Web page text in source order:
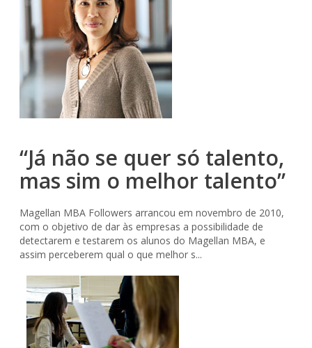
“Já não se quer só talento,
mas sim o melhor talento”
Magellan MBA Followers arrancou em novembro de 2010,
com o objetivo de dar às empresas a possibilidade de
detectarem e testarem os alunos do Magellan MBA, e
assim perceberem qual o que melhor s...